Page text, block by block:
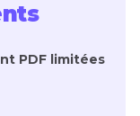
PDF limitées